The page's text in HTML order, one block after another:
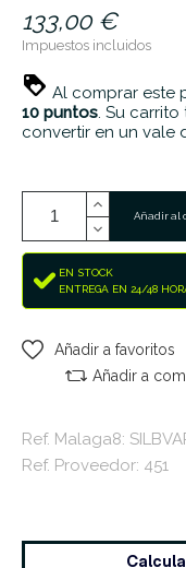
133,00 €
Impuestos incluidos
Al comprar este
10 puntos. Su
convertir en un vale
Añadir al
EN STOCK
ENTREGA EN 24/48
Añadir a favoritos
Añadir a
Ref. Malaga8:
Ref. Proveedor: 451